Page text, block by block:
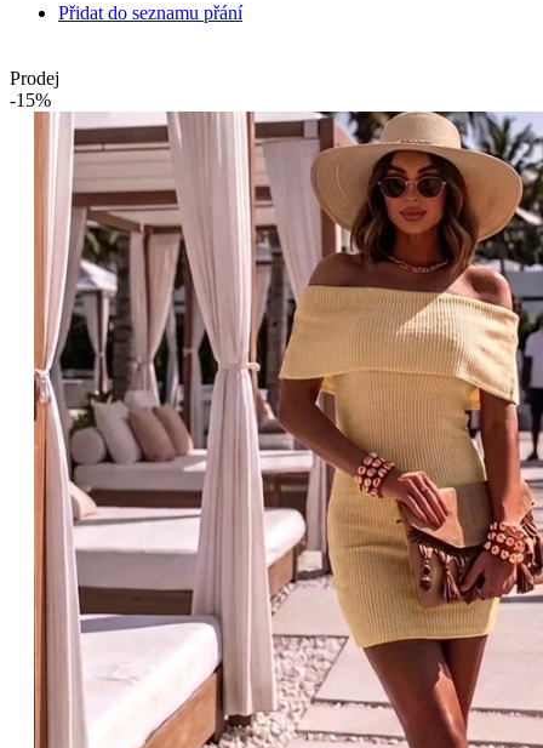
Přidat do seznamu přání
Prodej
-15%